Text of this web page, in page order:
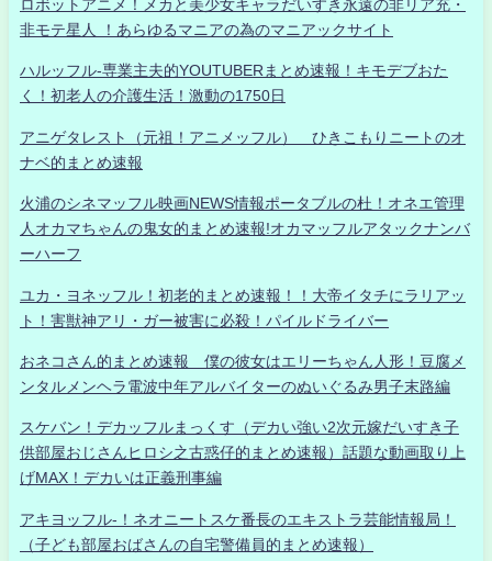
ロボットアニメ！メカと美少女キャラだいすき永遠の非リア充・
非モテ星人 ！あらゆるマニアの為のマニアックサイト
ハルッフル-専業主夫的YOUTUBERまとめ速報！キモデブおた
く！初老人の介護生活！激動の1750日
アニゲタレスト（元祖！アニメッフル） ひきこもりニートのオ
ナベ的まとめ速報
火浦のシネマッフル映画NEWS情報ポータブルの杜！オネエ管理
人オカマちゃんの鬼女的まとめ速報!オカマッフルアタックナンバ
ーハーフ
ユカ・ヨネッフル！初老的まとめ速報！！大帝イタチにラリアッ
ト！害獣神アリ・ガー被害に必殺！パイルドライバー
おネコさん的まとめ速報 僕の彼女はエリーちゃん人形！豆腐メ
ンタルメンヘラ電波中年アルバイターのぬいぐるみ男子末路編
スケバン！デカッフルまっくす（デカい強い2次元嫁だいすき子
供部屋おじさんヒロシ之古惑仔的まとめ速報）話題な動画取り上
げMAX！デカいは正義刑事編
アキヨッフル-！ネオニートスケ番長のエキストラ芸能情報局！
（子ども部屋おばさんの自宅警備員的まとめ速報）